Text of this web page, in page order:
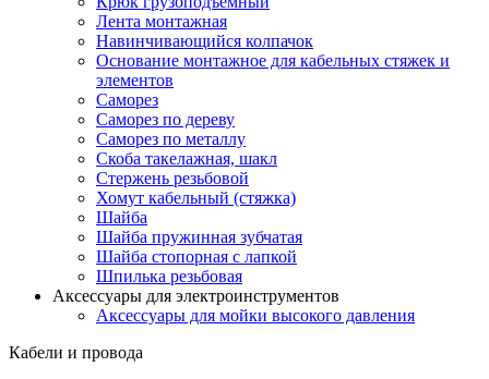
Лента монтажная
Навинчивающийся колпачок
Основание монтажное для кабельных стяжек и
элементов
Саморез
Саморез по дереву
Саморез по металлу
Скоба такелажная, шакл
Стержень резьбовой
Хомут кабельный (стяжка)
Шайба
Шайба пружинная зубчатая
Шайба стопорная с лапкой
Шпилька резьбовая
Аксессуары для электроинструментов
Аксессуары для мойки высокого давления
Кабели и провода